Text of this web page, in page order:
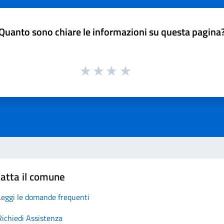
sono chiare le informazioni su questa
il comune
le domande frequenti
Assistenza